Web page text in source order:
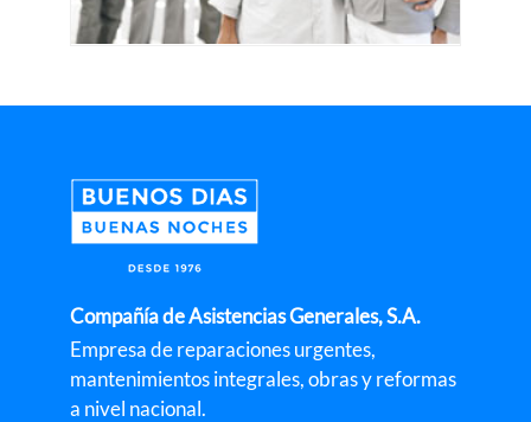
Compañía de Asistencias Generales, S.A.
Empresa de reparaciones urgentes,
mantenimientos integrales, obras y reformas
a nivel nacional.